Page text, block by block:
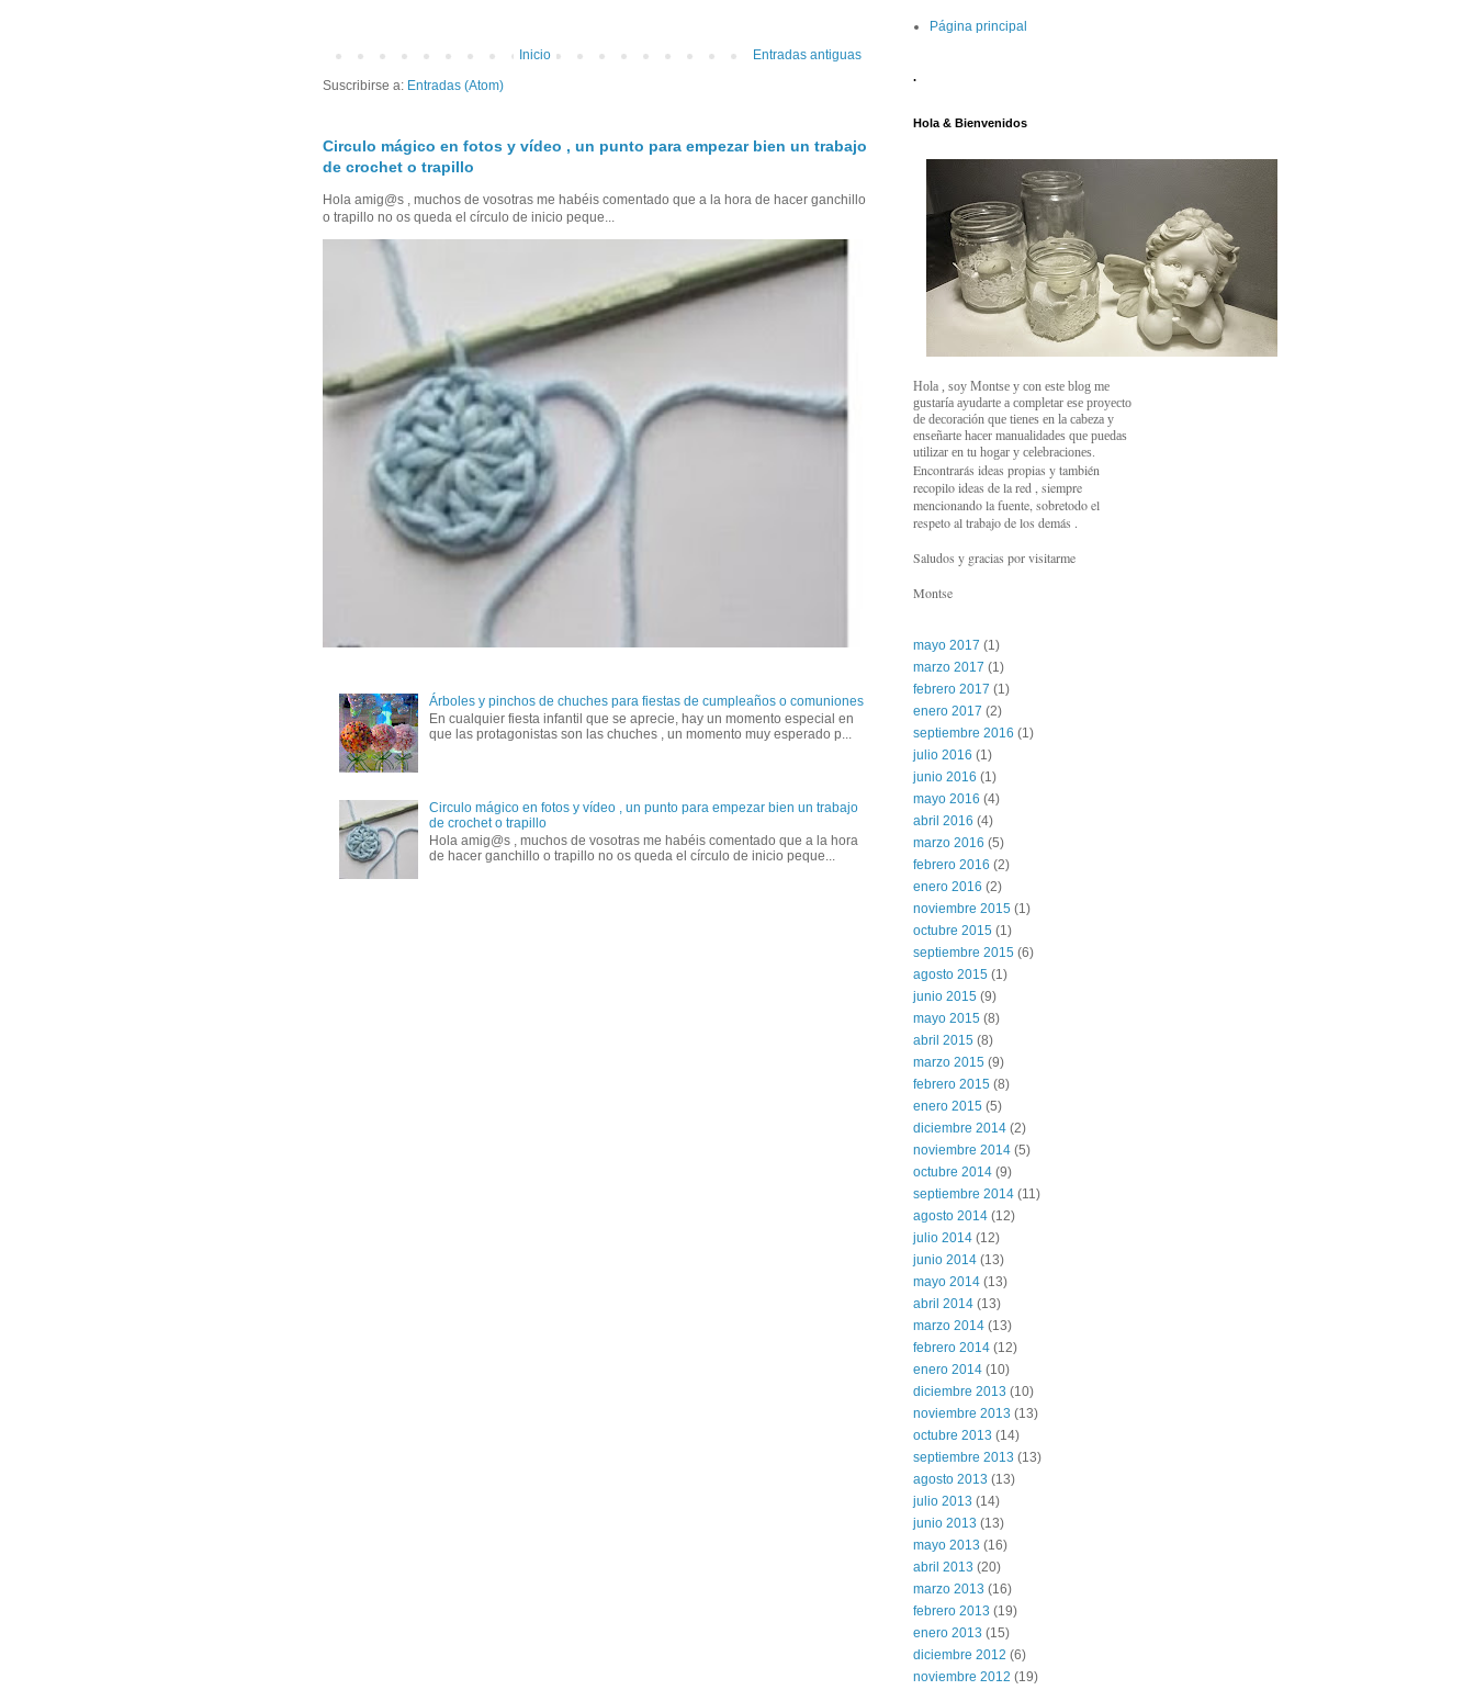
Entradas antiguas
Inicio
Suscribirse a: Entradas (Atom)
Circulo mágico en fotos y vídeo , un punto para empezar bien un trabajo
de crochet o trapillo
Hola amig@s , muchos de vosotras me habéis comentado que a la hora de hacer ganchillo
o trapillo no os queda el círculo de inicio peque...
Árboles y pinchos de chuches para fiestas de cumpleaños o comuniones
En cualquier fiesta infantil que se aprecie, hay un momento especial en
que las protagonistas son las chuches , un momento muy esperado p...
Circulo mágico en fotos y vídeo , un punto para empezar bien un trabajo
de crochet o trapillo
Hola amig@s , muchos de vosotras me habéis comentado que a la hora
de hacer ganchillo o trapillo no os queda el círculo de inicio peque...
Página principal
.
Hola & Bienvenidos
Hola , soy Montse y con este blog me
gustaría ayudarte a completar ese proyecto
de decoración que tienes en la cabeza y
enseñarte hacer manualidades que puedas
utilizar en tu hogar y celebraciones.
Encontrarás ideas propias y también
recopilo ideas de la red , siempre
mencionando la fuente, sobretodo el
respeto al trabajo de los demás .
Saludos y gracias por visitarme
Montse
mayo 2017 (1)
marzo 2017 (1)
febrero 2017 (1)
enero 2017 (2)
septiembre 2016 (1)
julio 2016 (1)
junio 2016 (1)
mayo 2016 (4)
abril 2016 (4)
marzo 2016 (5)
febrero 2016 (2)
enero 2016 (2)
noviembre 2015 (1)
octubre 2015 (1)
septiembre 2015 (6)
agosto 2015 (1)
junio 2015 (9)
mayo 2015 (8)
abril 2015 (8)
marzo 2015 (9)
febrero 2015 (8)
enero 2015 (5)
diciembre 2014 (2)
noviembre 2014 (5)
octubre 2014 (9)
septiembre 2014 (11)
agosto 2014 (12)
julio 2014 (12)
junio 2014 (13)
mayo 2014 (13)
abril 2014 (13)
marzo 2014 (13)
febrero 2014 (12)
enero 2014 (10)
diciembre 2013 (10)
noviembre 2013 (13)
octubre 2013 (14)
septiembre 2013 (13)
agosto 2013 (13)
julio 2013 (14)
junio 2013 (13)
mayo 2013 (16)
abril 2013 (20)
marzo 2013 (16)
febrero 2013 (19)
enero 2013 (15)
diciembre 2012 (6)
noviembre 2012 (19)